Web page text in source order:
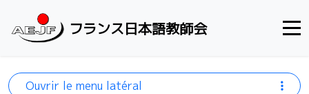
フランス日本語教師会
Ouvrir le menu latéral